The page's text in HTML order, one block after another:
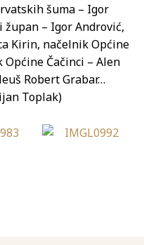
šuma – Igor
– Igor Andrović,
Kirin, načelnik Općine
Čačinci – Alen
Robert Grabar…
Toplak)